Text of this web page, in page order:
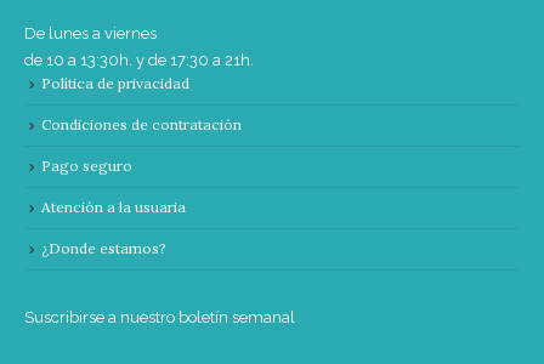
De lunes a viernes
de 10 a 13:30h. y de 17:30 a 21h.
Política de privacidad
Condiciones de contratación
Pago seguro
Atención a la usuaria
¿Donde estamos?
Suscribirse a nuestro boletín semanal